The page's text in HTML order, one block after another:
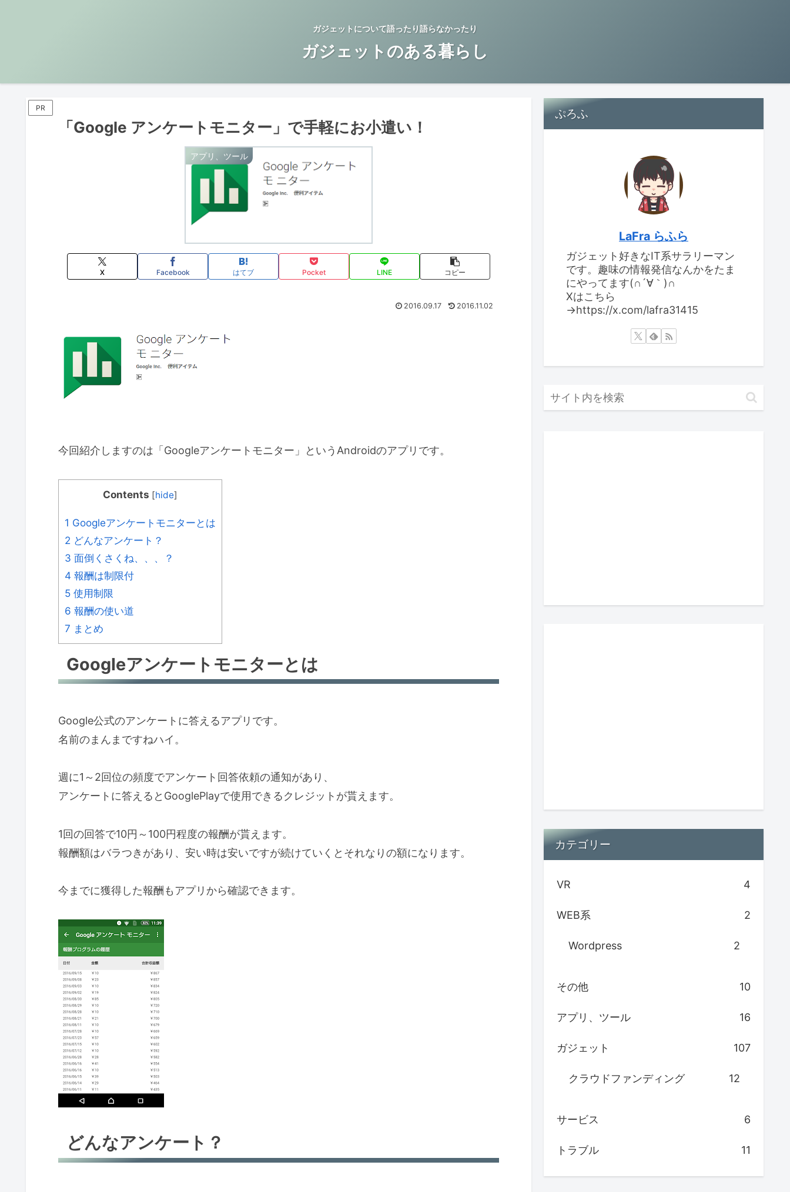
ガジェットについて語ったり語らなかったり
ガジェットのある暮らし
PR
「Google アンケートモニター」で手軽にお小遣い！
アプリ、ツール
X Facebook はてブ Pocket LINE コピー
2016.09.17 2016.11.02
今回紹介しますのは「Googleアンケートモニター」というAndroidのアプリです。
Contents [hide]
1 Googleアンケートモニターとは
2 どんなアンケート？
3 面倒くさくね、、、？
4 報酬は制限付
5 使用制限
6 報酬の使い道
7 まとめ
Googleアンケートモニターとは
Google公式のアンケートに答えるアプリです。
名前のまんまですねハイ。
週に1～2回位の頻度でアンケート回答依頼の通知があり、
アンケートに答えるとGooglePlayで使用できるクレジットが貰えます。
1回の回答で10円～100円程度の報酬が貰えます。
報酬額はバラつきがあり、安い時は安いですが続けていくとそれなりの額になります。
今までに獲得した報酬もアプリから確認できます。
どんなアンケート？
ぷろふ
LaFra らふら
ガジェット好きなIT系サラリーマン
です。趣味の情報発信なんかをたま
にやってます(∩´∀｀)∩
Xはこちら
→https://x.com/lafra31415
カテゴリー
VR 4
WEB系 2
Wordpress 2
その他 10
アプリ、ツール 16
ガジェット 107
クラウドファンディング 12
サービス 6
トラブル 11